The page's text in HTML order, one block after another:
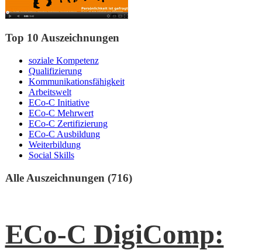
Top 10 Auszeichnungen
soziale Kompetenz
Qualifizierung
Kommunikationsfähigkeit
Arbeitswelt
ECo-C Initiative
ECo-C Mehrwert
ECo-C Zertifizierung
ECo-C Ausbildung
Weiterbildung
Social Skills
Alle Auszeichnungen (716)
ECo-C DigiComp: